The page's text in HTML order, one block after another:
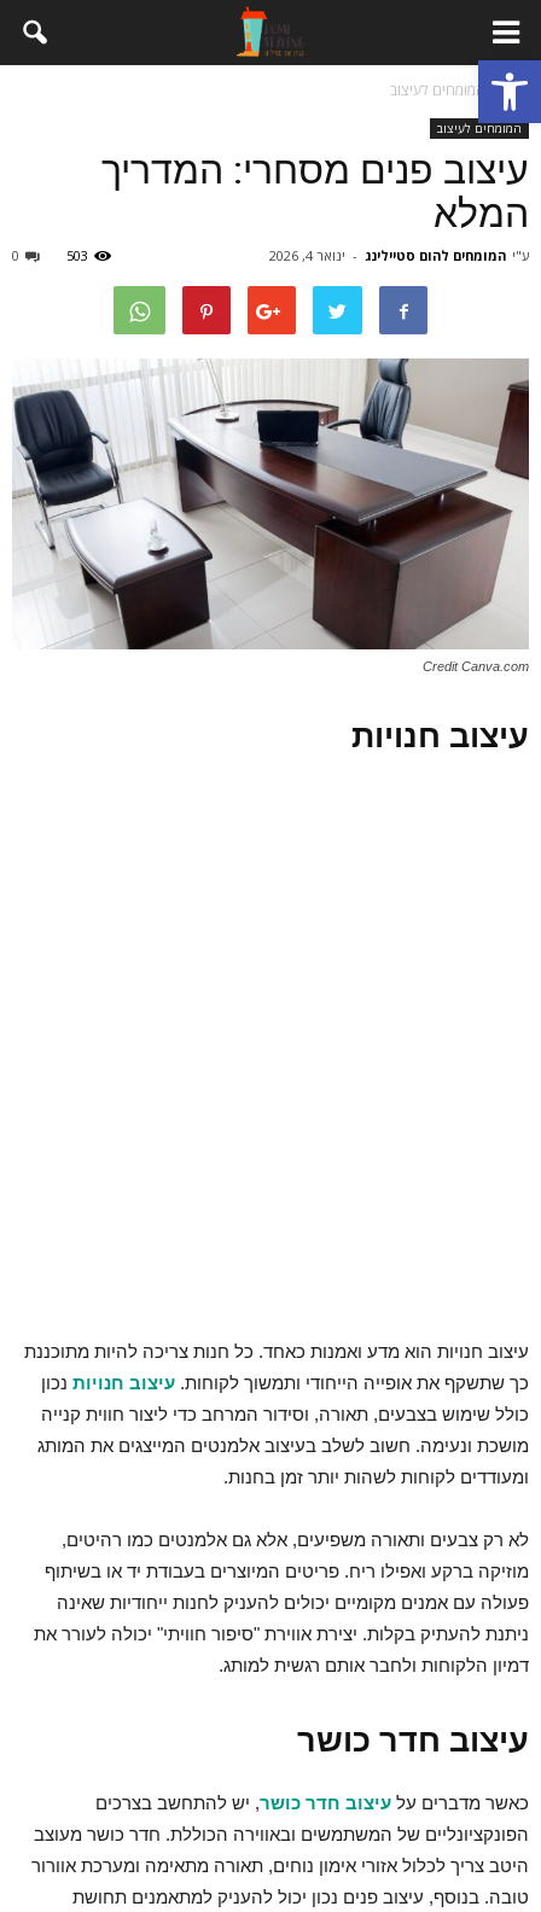
פתח סרגל נגישות
בית המומחים לעיצוב
המומחים לעיצוב
עיצוב פנים מסחרי: המדריך
המלא
ע"י המומחים להום סטיילינג - ינואר 4, 2026 0 503
Credit Canva.com
עיצוב חנויות
עיצוב חנויות הוא מדע ואמנות כאחד. כל חנות צריכה להיות מתוכננת
כך שתשקף את אופייה הייחודי ותמשוך לקוחות. עיצוב חנויות נכון
כולל שימוש בצבעים, תאורה, וסידור המרחב כדי ליצור חווית קנייה
מושכת ונעימה. חשוב לשלב בעיצוב אלמנטים המייצגים את המותג
ומעודדים לקוחות לשהות יותר זמן בחנות.
לא רק צבעים ותאורה משפיעים, אלא גם אלמנטים כמו רהיטים,
מוזיקה ברקע ואפילו ריח. פריטים המיוצרים בעבודת יד או בשיתוף
פעולה עם אמנים מקומיים יכולים להעניק לחנות ייחודיות שאינה
ניתנת להעתיק בקלות. יצירת אווירת "סיפור חוויתי" יכולה לעורר את
דמיון הלקוחות ולחבר אותם רגשית למותג.
עיצוב חדר כושר
כאשר מדברים על עיצוב חדר כושר, יש להתחשב בצרכים
הפונקציונליים של המשתמשים ובאווירה הכוללת. חדר כושר מעוצב
היטב צריך לכלול אזורי אימון נוחים, תאורה מתאימה ומערכת אוורור
טובה. בנוסף, עיצוב פנים נכון יכול להעניק למתאמנים תחושת